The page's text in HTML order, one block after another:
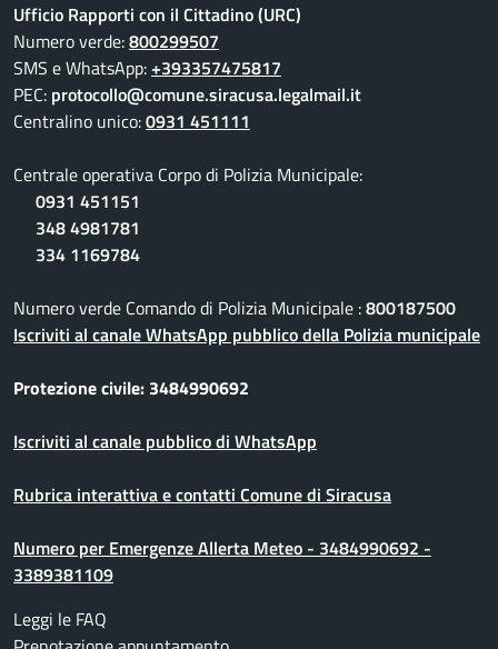
Ufficio Rapporti con il Cittadino (URC)
Numero verde:800299507
SMS e WhatsApp:+393357475817
PEC: protocollo@comune.siracusa.legalmail.it
Centralino unico:0931 451111
Centrale operativa Corpo di Polizia Municipale:
0931 451151
348 4981781
334 1169784
Numero verde Comando di Polizia Municipale :800187500
Iscriviti al canale WhatsApp pubblico della Polizia municipale
Protezione civile: 3484990692
Iscriviti al canale pubblico di WhatsApp
Rubrica interattiva e contatti Comune di Siracusa
Numero per Emergenze Allerta Meteo - 3484990692 -
3389381109
Leggi le FAQ